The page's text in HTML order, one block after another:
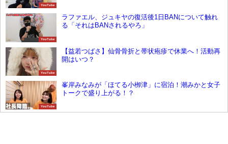
YouTube
YouTube
ラファエル、ジュキヤの復活後1日BANについて触れ
る「それはBANされるやろ」
YouTube
【益若つばさ】仙骨骨折と帯状疱疹で休業へ！活動再
開はいつ？
YouTube
峯岸みなみが「ほてる小栁津」に宿泊！潮みかと女子
トークで盛り上がる！？